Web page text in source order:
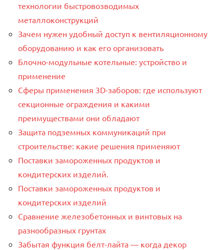
технологии быстровозводимых
металлоконструкций
Зачем нужен удобный доступ к вентиляционному
оборудованию и как его организовать
Блочно-модульные котельные: устройство и
применение
Сферы применения 3D-заборов: где используют
секционные ограждения и какими
преимуществами они обладают
Защита подземных коммуникаций при
строительстве: какие решения применяют
Поставки замороженных продуктов и
кондитерских изделий.
Поставки замороженных продуктов и
кондитерских изделий
Сравнение железобетонных и винтовых на
разнообразных грунтах
Забытая функция белт-лайта — когда декор